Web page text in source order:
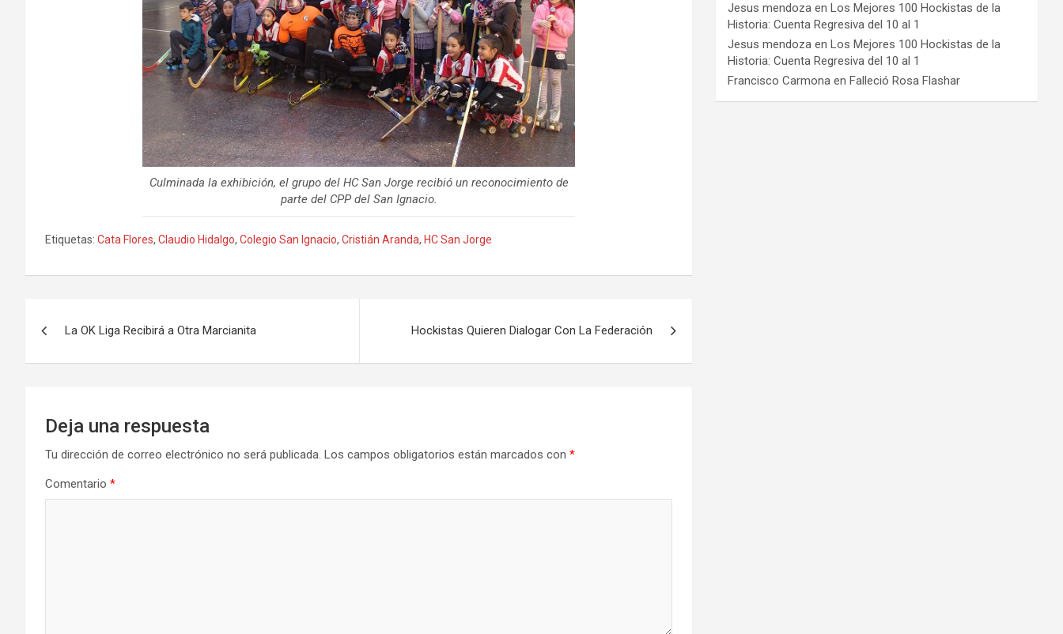
Culminada la exhibición, el grupo del HC San Jorge recibió un reconocimiento de
parte del CPP del San Ignacio.
Etiquetas: Cata Flores, Claudio Hidalgo, Colegio San Ignacio, Cristián Aranda, HC San Jorge
La OK Liga Recibirá a Otra Marcianita Hockistas Quieren Dialogar Con La Federación
Deja una respuesta
Tu dirección de correo electrónico no será publicada. Los campos obligatorios están marcados con *
Comentario *
Jesus mendoza enLos Mejores 100 Hockistas de la
Historia: Cuenta Regresiva del 10 al 1
Jesus mendoza enLos Mejores 100 Hockistas de la
Historia: Cuenta Regresiva del 10 al 1
Francisco Carmona enFalleció Rosa Flashar